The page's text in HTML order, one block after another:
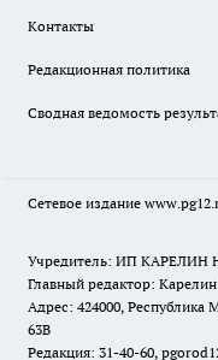
Контакты
Редакционная политика
Сводная ведомость
Сетевое издание
Учредитель: ИП КАРЕЛИН
Главный редактор:
Адрес: 424000,
63В
Редакция: 31-40-60,